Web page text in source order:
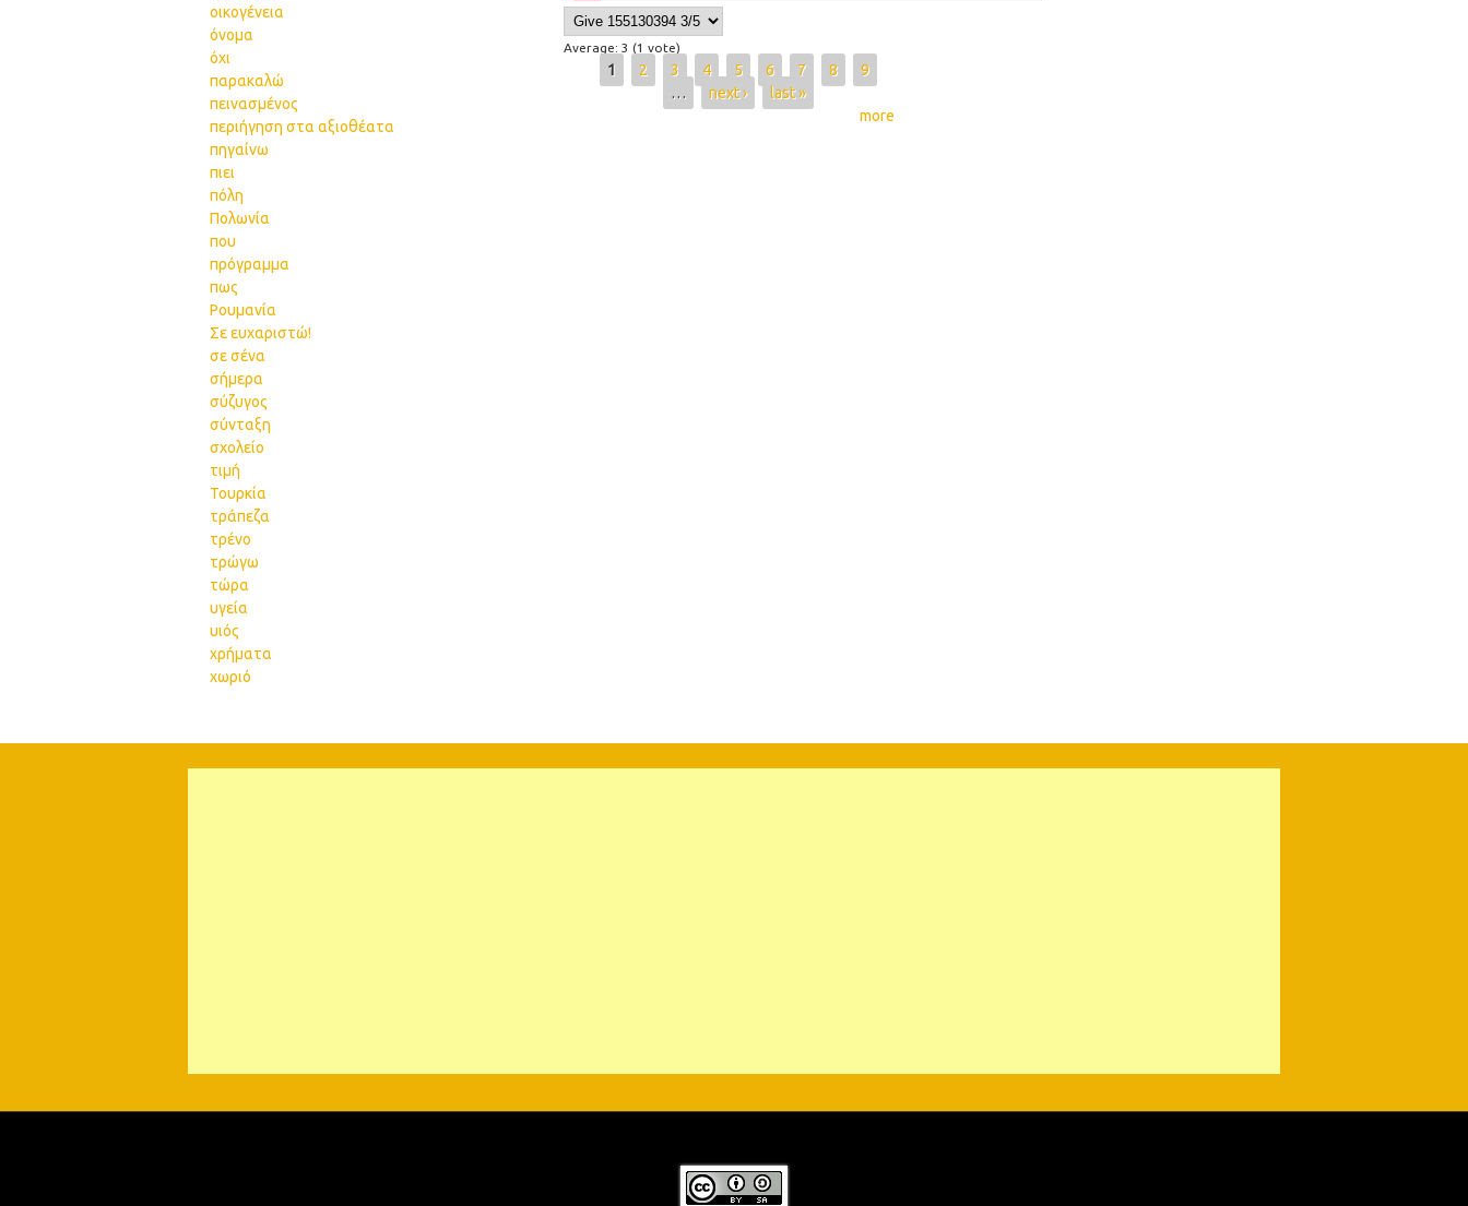
οικογένεια
όνομα
όχι
παρακαλώ
πεινασμένος
περιήγηση στα αξιοθέατα
πηγαίνω
πιει
πόλη
Πολωνία
που
πρόγραμμα
πως
Ρουμανία
Σε ευχαριστώ!
σε σένα
σήμερα
σύζυγος
σύνταξη
σχολείο
τιμή
Τουρκία
τράπεζα
τρένο
τρώγω
τώρα
υγεία
υιός
χρήματα
χωριό
Average: 3 (1 vote)
Pages
1 2 3 4 5 6 7 8
9
…
next ›
last »
more